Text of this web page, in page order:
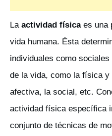
La actividad físicaes una
vida humana. Ésta
individuales como
de la vida, como la física
afectiva, la social, etc.
actividad física específica
conjunto de técnicas de